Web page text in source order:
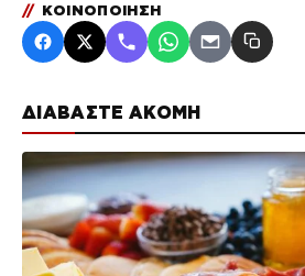
ΔΙΑΒΑΣΤΕ ΑΚΟΜΗ
// ΚΟΙΝΟΠΟΙΗΣΗ